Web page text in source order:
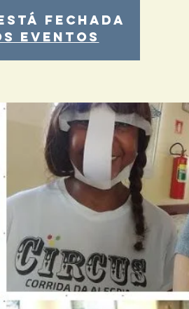
fechada
eventos